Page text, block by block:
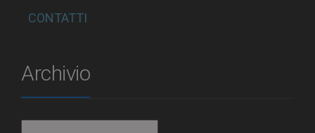
CONTATTI
Archivio